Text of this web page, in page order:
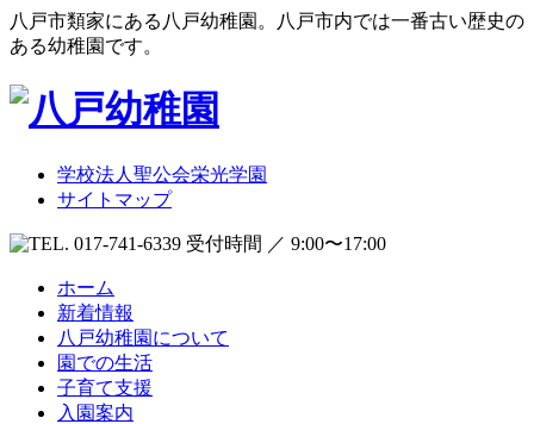
八戸市類家にある八戸幼稚園。八戸市内では一番古い歴史の
ある幼稚園です。
学校法人聖公会栄光学園
サイトマップ
受付時間 ／ 9:00〜17:00
ホーム
新着情報
八戸幼稚園について
園での生活
子育て支援
入園案内